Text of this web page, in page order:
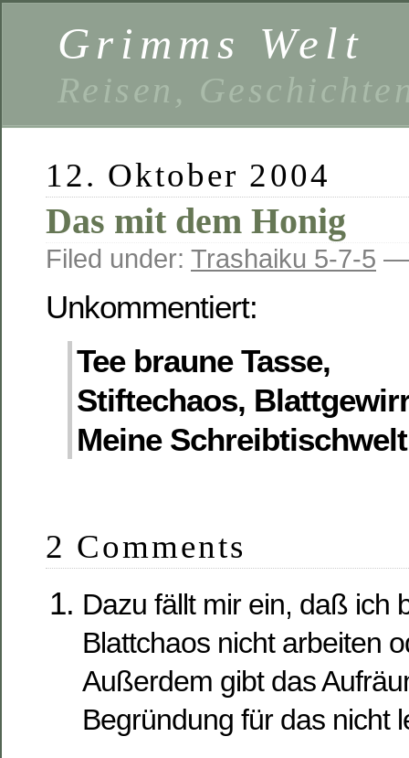
Grimms Welt
Reisen,
12. Oktober 2004
Das mit dem Honig
Filed under: Trashaiku 5-7-5 —
Unkommentiert:
Tee braune Tasse,
Stiftechaos,
Meine
2 Comments
Dazu fällt mir ein, daß ich
Blattchaos nicht arbeiten
Außerdem gibt das
Begründung für das nicht